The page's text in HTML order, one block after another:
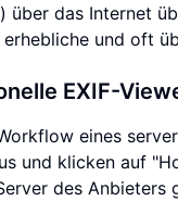
über das Internet
und oft
EXIF-
eines
und klicken auf
des